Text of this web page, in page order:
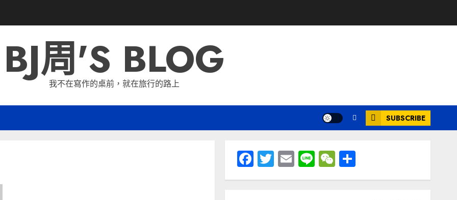
BJ周'S BLOG
我不在寫作的桌前，就在旅行的路上
SUBSCRIBE
Facebook
Twitter
Email
LineWeChat
分
享